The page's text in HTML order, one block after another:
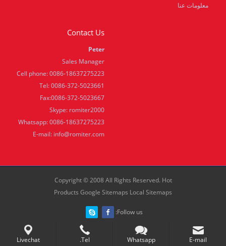
معلومات عنا
Contact Us
Peter
Sales Manager
Cell phone: 0086-18637275223
Tel: 0086-372-5023661
Fax:0086-372-5023667
Skype: romiter2000
Whatsapp: 0086-18637275223
E-mail: info@romiter.com
Copyright © 2008 All Rights Reserved. Hot
Products Google Sitemaps Local Sitemaps
Follow us:
Livechat Tel. Whatsapp E-mail